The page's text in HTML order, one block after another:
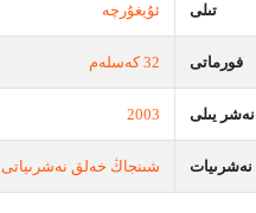
تىلى ئۇيغۇرچە
فورماتى 32 كەسلەم
نەشر يىلى 2003
نەشرىيات شىنجاڭ خەلق نەشرىياتى